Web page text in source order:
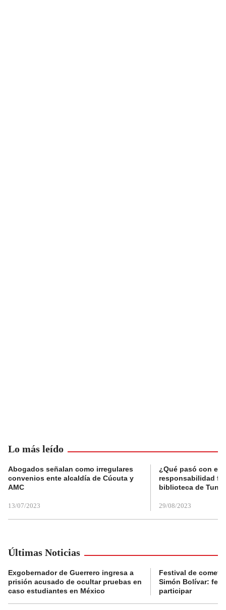
Lo más leído
Abogados señalan como irregulares
convenios ente alcaldía de Cúcuta y
AMC
13/07/2023
¿Qué pasó con el
responsabilidad
biblioteca de
29/08/2023
Últimas Noticias
Exgobernador de Guerrero ingresa a
prisión acusado de ocultar pruebas en
caso estudiantes en México
Festival de
Simón Bolívar:
participar